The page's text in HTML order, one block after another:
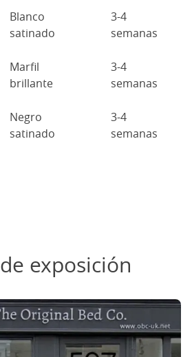
Blanco
satinado
3-4
semanas
Marfil
brillante
3-4
semanas
Negro
satinado
3-4
semanas
exposición